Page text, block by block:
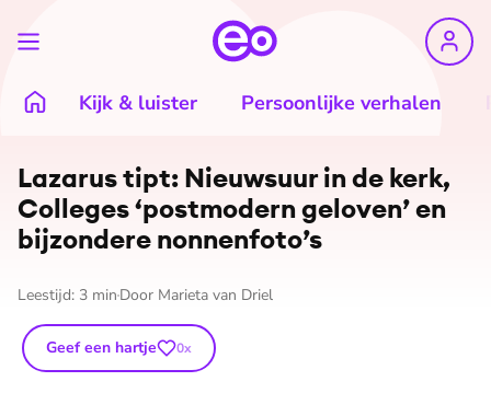
Kijk & luister Persoonlijke verhalen
Lazarus tipt: Nieuwsuur in de kerk,
Colleges ‘postmodern geloven’ en
bijzondere nonnenfoto’s
Leestijd: 3 min Door Marieta van Driel
Geef een hartje 0x